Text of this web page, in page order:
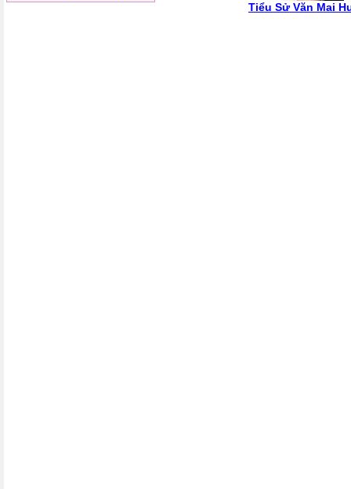
Tiểu Sử Văn Mai